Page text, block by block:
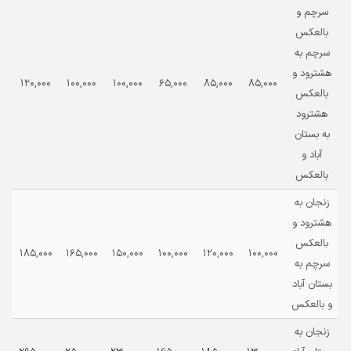
سرچم و
بالعکس
سرچم به
هشترود و
بالعکس
هشترود
به بستان
آباد و
بالعکس
85,000
85,000
65,000
100,000
100,000
120,000
زنجان به
هشترود و
بالعکس
سرچم به
بستان آباد
و بالعکس
100,000
120,000
100,000
150,000
165,000
185,000
زنجان به